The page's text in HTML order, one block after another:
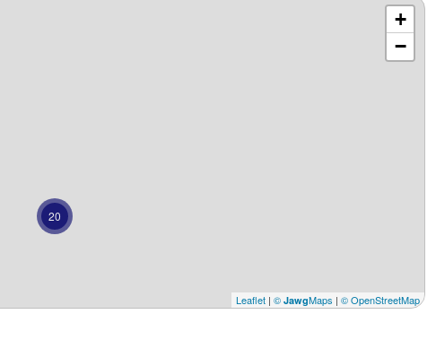
20
+
−
Leaflet | © JawgMaps | © OpenStreetMap